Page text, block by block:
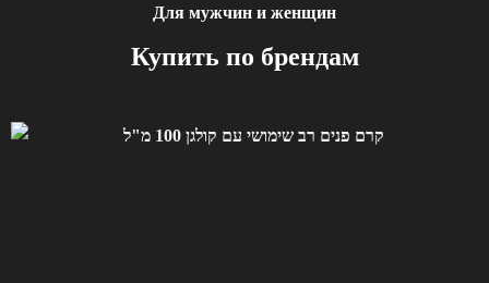
Для мужчин и женщин
Купить по брендам